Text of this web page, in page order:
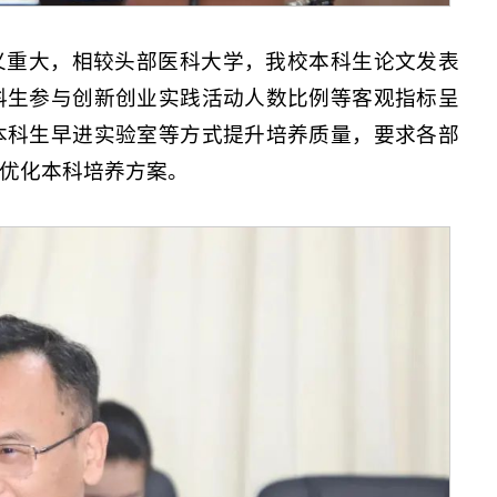
大，相较头部医科大学，我校本科生论文发表
参与创新创业实践活动人数比例等客观指标呈
生早进实验室等方式提升培养质量，要求各部
化本科培养方案。